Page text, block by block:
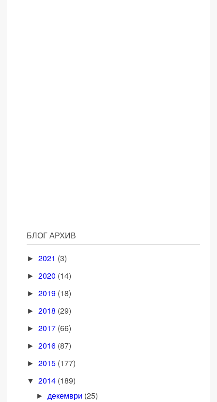
БЛОГ АРХИВ
► 2021 (3)
► 2020 (14)
► 2019 (18)
► 2018 (29)
► 2017 (66)
► 2016 (87)
► 2015 (177)
▼ 2014 (189)
► декември (25)